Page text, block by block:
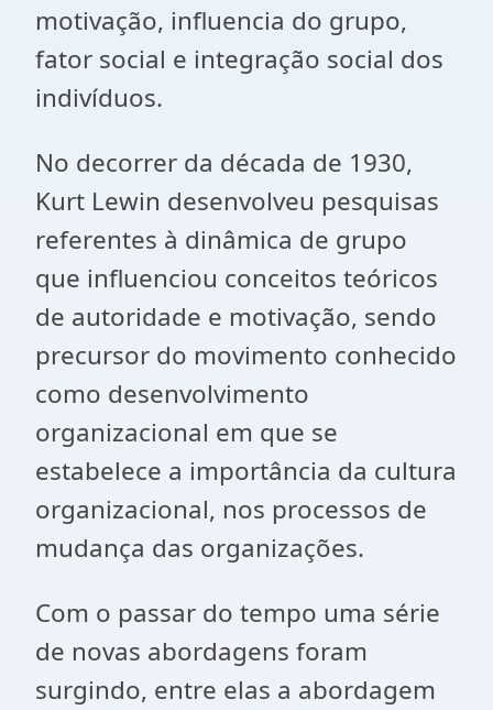
motivação, influencia do grupo,
fator social e integração social dos
indivíduos.
No decorrer da década de 1930,
Kurt Lewin desenvolveu pesquisas
referentes à dinâmica de grupo
que influenciou conceitos teóricos
de autoridade e motivação, sendo
precursor do movimento conhecido
como desenvolvimento
organizacional em que se
estabelece a importância da cultura
organizacional, nos processos de
mudança das organizações.
Com o passar do tempo uma série
de novas abordagens foram
surgindo, entre elas a abordagem